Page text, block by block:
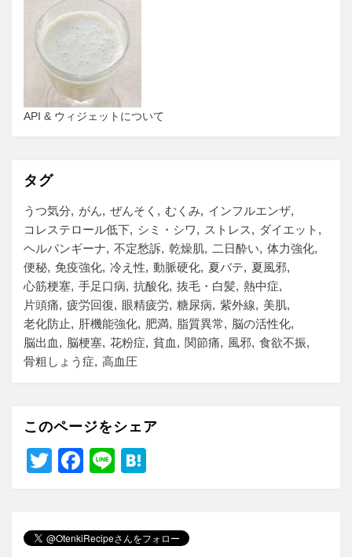
API & ウィジェットについて
タグ
うつ気分 がん ぜんそく むくみ
インフルエンザ
コレステロール低下
シミ・シワ ストレス
ダイエット
ヘルパンギーナ
不定愁訴 乾燥肌 二日酔い
体力強化
便秘 免疫強化 冷え性 動脈硬化 夏バテ
夏風邪
心筋梗塞 手足口病 抗酸化 抜毛・白髪 熱中症
片頭痛
疲労回復 眼精疲労 糖尿病 紫外線
美肌
老化防止
肝機能強化 肥満 脂質異常
脳の活性化
脳出血
脳梗塞 花粉症 貧血 関節痛 風邪 食欲不振
骨粗しょう症
高血圧
このページをシェア
T
er
F
e
Li
n